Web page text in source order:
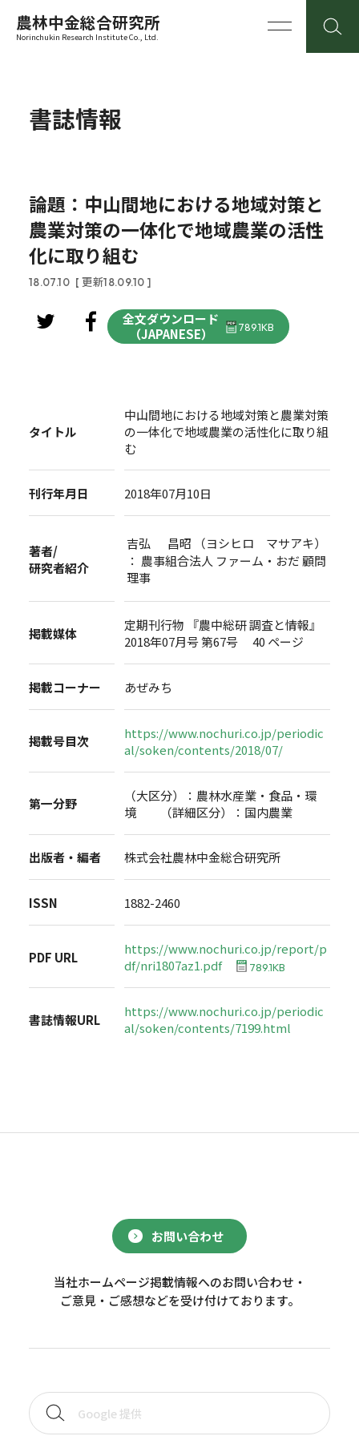
農林中金総合研究所
Norinchukin Research Institute Co., Ltd.
書誌情報
論題：中山間地における地域対策と
農業対策の一体化で地域農業の活性
化に取り組む
18.07.10 [ 更新18.09.10 ]
全文ダウンロード
（JAPANESE）
789.1KB
タイトル
中山間地における地域対策と農業対策
の一体化で地域農業の活性化に取り組
む
刊行年月日 2018年07月10日
著者/
研究者紹介
吉弘 昌昭 （ヨシヒロ マサアキ）
： 農事組合法人 ファーム・おだ 顧問
理事
掲載媒体
定期刊行物 『農中総研 調査と情報』
2018年07月号 第67号 40 ページ
掲載コーナー あぜみち
掲載号目次
https://www.nochuri.co.jp/periodic
al/soken/contents/2018/07/
第一分野
（大区分）：農林水産業・食品・環
境 （詳細区分）：国内農業
出版者・編者 株式会社農林中金総合研究所
ISSN 1882-2460
PDF URL
https://www.nochuri.co.jp/report/p
df/nri1807az1.pdf
789.1KB
書誌情報URL
https://www.nochuri.co.jp/periodic
al/soken/contents/7199.html
お問い合わせ
当社ホームページ掲載情報へのお問い合わせ・
ご意見・ご感想などを受け付けております。